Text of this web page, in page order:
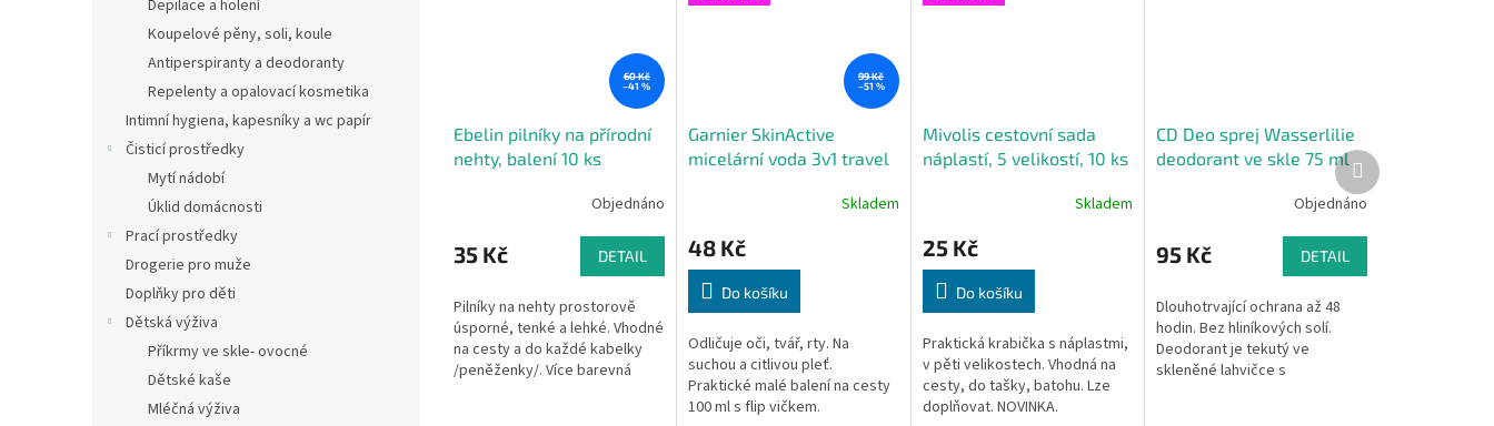
Depilace a holení
Koupelové pěny, soli, koule
Antiperspiranty a deodoranty
Repelenty a opalovací kosmetika
Intimní hygiena, kapesníky a wc papír
Čisticí prostředky
Mytí nádobí
Úklid domácnosti
Prací prostředky
Drogerie pro muže
Doplňky pro děti
Dětská výživa
Příkrmy ve skle- ovocné
Dětské kaše
Mléčná výživa
60 Kč
–41 %
Ebelin pilníky na přírodní
nehty, balení 10 ks
Objednáno
35 Kč DETAIL
Pilníky na nehty prostorově
úsporné, tenké a lehké. Vhodné
na cesty a do každé kabelky
/peněženky/. Více barevná
99 Kč
–51 %
Garnier SkinActive
micelární voda 3v1 travel
Skladem
48 Kč
Do košíku
Odličuje oči, tvář, rty. Na
suchou a citlivou pleť.
Praktické malé balení na cesty
100 ml s flip vičkem.
Mivolis cestovní sada
náplastí, 5 velikostí, 10 ks
Skladem
25 Kč
Do košíku
Praktická krabička s náplastmi,
v pěti velikostech. Vhodná na
cesty, do tašky, batohu. Lze
doplňovat. NOVINKA.
CD Deo sprej Wasserlilie
deodorant ve skle 75 ml
Objednáno
95 Kč DETAIL
Dlouhotrvající ochrana až 48
hodin. Bez hliníkových solí.
Deodorant je tekutý ve
skleněné lahvičce s
Další
produkt